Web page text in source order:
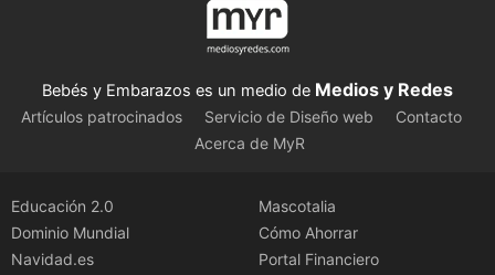
Bebés y Embarazos es un medio de Medios y Redes
Artículos patrocinados Servicio de Diseño web
Contacto
Acerca de MyR
Educación 2.0
Dominio Mundial
Navidad.es
Mascotalia
Cómo Ahorrar
Portal Financiero